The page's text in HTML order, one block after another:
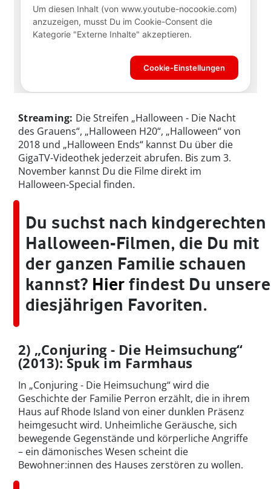
Streaming: Die Streifen „Halloween - Die Nacht
des Grauens“, „Halloween H20“, „Halloween“ von
2018 und „Halloween Ends“ kannst Du über die
GigaTV-Videothek jederzeit abrufen. Bis zum 3.
November kannst Du die Filme direkt im
Halloween-Special finden.
Du suchst nach kindgerechten
Halloween-Filmen, die Du mit
der ganzen Familie schauen
kannst? Hier findest Du unsere
diesjährigen Favoriten.
2) „Conjuring - Die Heimsuchung“
(2013): Spuk im Farmhaus
In „Conjuring - Die Heimsuchung“ wird die
Geschichte der Familie Perron erzählt, die in ihrem
Haus auf Rhode Island von einer dunklen Präsenz
heimgesucht wird. Unheimliche Geräusche, sich
bewegende Gegenstände und körperliche Angriffe
– ein dämonisches Wesen scheint die
Bewohner:innen des Hauses zerstören zu wollen.